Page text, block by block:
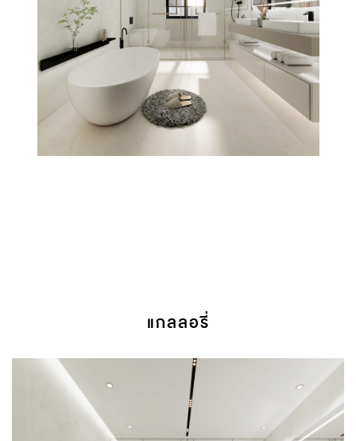
แกลลอรี่